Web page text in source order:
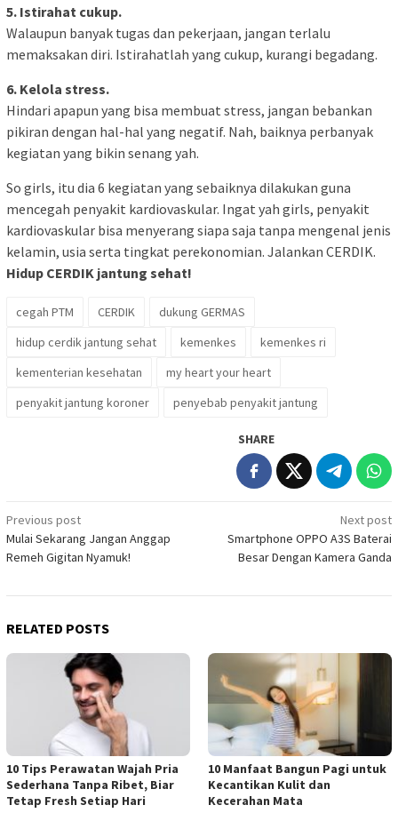
5. Istirahat cukup.
Walaupun banyak tugas dan pekerjaan, jangan terlalu
memaksakan diri. Istirahatlah yang cukup, kurangi begadang.
6. Kelola stress.
Hindari apapun yang bisa membuat stress, jangan bebankan
pikiran dengan hal-hal yang negatif. Nah, baiknya perbanyak
kegiatan yang bikin senang yah.
So girls, itu dia 6 kegiatan yang sebaiknya dilakukan guna
mencegah penyakit kardiovaskular. Ingat yah girls, penyakit
kardiovaskular bisa menyerang siapa saja tanpa mengenal jenis
kelamin, usia serta tingkat perekonomian. Jalankan CERDIK.
Hidup CERDIK jantung sehat!
cegah PTM CERDIK
dukung GERMAS
hidup cerdik jantung sehat
kemenkes
kemenkes ri
kementerian kesehatan
my heart your heart
penyakit jantung koroner
penyebab penyakit jantung
SHARE
Post
navigation
Previous post
Mulai Sekarang Jangan Anggap
Remeh Gigitan Nyamuk!
Next post
Smartphone OPPO A3S Baterai
Besar Dengan Kamera Ganda
RELATED POSTS
10 Tips Perawatan Wajah Pria
Sederhana Tanpa Ribet, Biar
Tetap Fresh Setiap Hari
10 Manfaat Bangun Pagi untuk
Kecantikan Kulit dan
Kecerahan Mata